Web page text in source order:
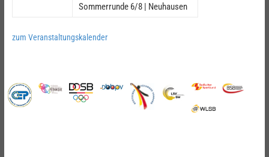
Sommerrunde 6/8 | Neuhausen
zum Veranstaltungskalender